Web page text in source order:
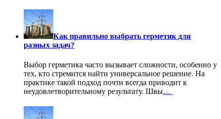
Как правильно выбрать герметик для
разных задач?
Выбор герметика часто вызывает сложности, особенно у
тех, кто стремится найти универсальное решение. На
практике такой подход почти всегда приводит к
неудовлетворительному результату. Швы…